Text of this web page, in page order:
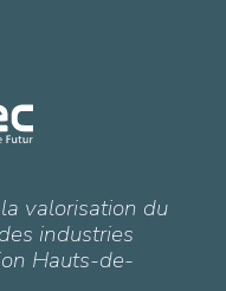
valorisation du
industries
Hauts-de-